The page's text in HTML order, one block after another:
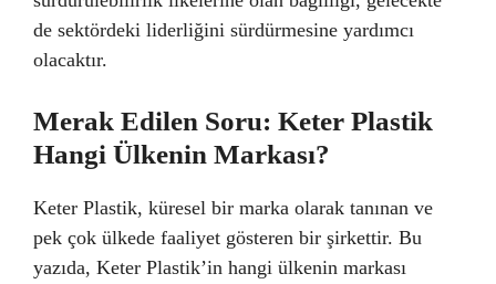
de sektördeki liderliğini sürdürmesine yardımcı
olacaktır.
Merak Edilen Soru: Keter Plastik
Hangi Ülkenin Markası?
Keter Plastik, küresel bir marka olarak tanınan ve
pek çok ülkede faaliyet gösteren bir şirkettir. Bu
yazıda, Keter Plastik’in hangi ülkenin markası